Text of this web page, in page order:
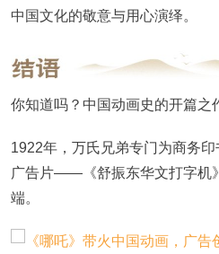
中国文化的敬意与用心演绎。
你知道吗？中国动画史的开篇之
1922年，万氏兄弟专门为商务
广告片——《舒振东华文打字机
端。